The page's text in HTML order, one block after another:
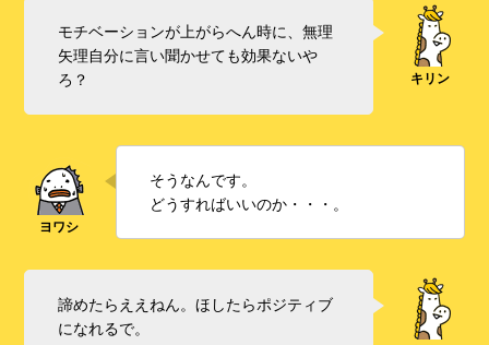
モチベーションが上がらへん時に、無理
矢理自分に言い聞かせても効果ないや
ろ？
そうなんです。
どうすればいいのか・・・。
諦めたらええねん。ほしたらポジティブ
になれるで。